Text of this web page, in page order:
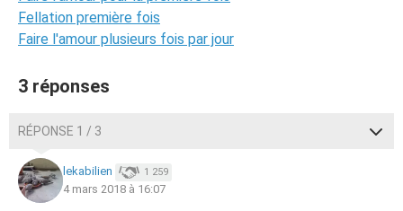
Fellation première fois
Faire l'amour plusieurs fois par jour
3 réponses
RÉPONSE 1 / 3
lekabilien 1 259
4 mars 2018 à 16:07